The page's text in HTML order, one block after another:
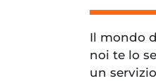
Il mondo
noi te lo
un